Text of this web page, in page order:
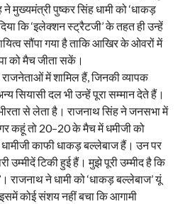
ने मुख्यमंत्री पुष्कर सिंह धामी को ‘धाकड़
कि ‘इलेक्शन स्ट्रैटजी’ के तहत ही उन्हें
सौंपा गया है ताकि आखिर के ओवरों में
को मैच जीता सकें।
में शामिल हैं, जिनकी व्यापक
सियासी दल भी उन्हें पूरा सम्मान देते हैं।
से लेता है। राजनाथ सिंह ने जनसभा में
कहूं तो 20–20 के मैच में धमीजी को
काफी धाकड़ बल्लेबाज हैं। उन पर
उम्मीदें टिकी हुई हैं। मुझे पूरी उम्मीद है कि
राजनाथ ने धामी को ‘धाकड़ बल्लेबाज’ यूं
कोई संशय नहीं बचा कि आगामी